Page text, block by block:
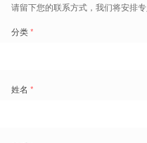
气、促销等因子，AI 自动预测